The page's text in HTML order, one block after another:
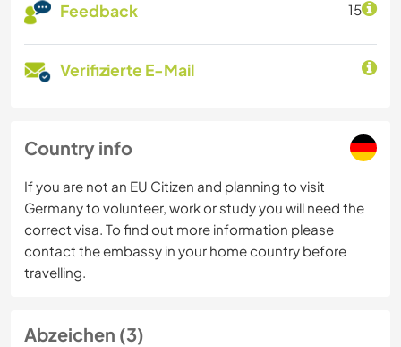
Feedback 15
Verifizierte E-Mail
Country info
If you are not an EU Citizen and planning to visit
Germany to volunteer, work or study you will need the
correct visa. To find out more information please
contact the embassy in your home country before
travelling.
Abzeichen (3)